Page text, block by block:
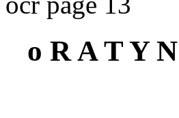
o R A T Y N